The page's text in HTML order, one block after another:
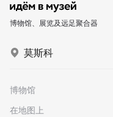
博物馆、展览及远足聚合器
莫斯科
博物馆
在地图上